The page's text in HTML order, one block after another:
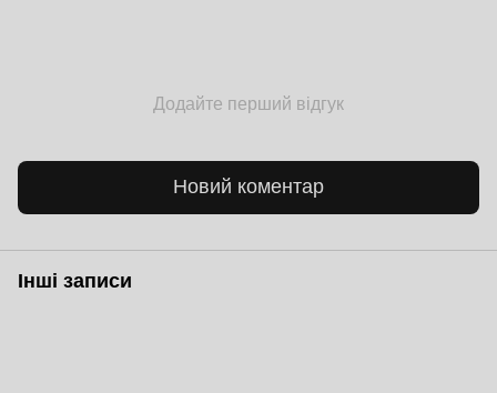
Додайте перший відгук
Новий коментар
Інші записи